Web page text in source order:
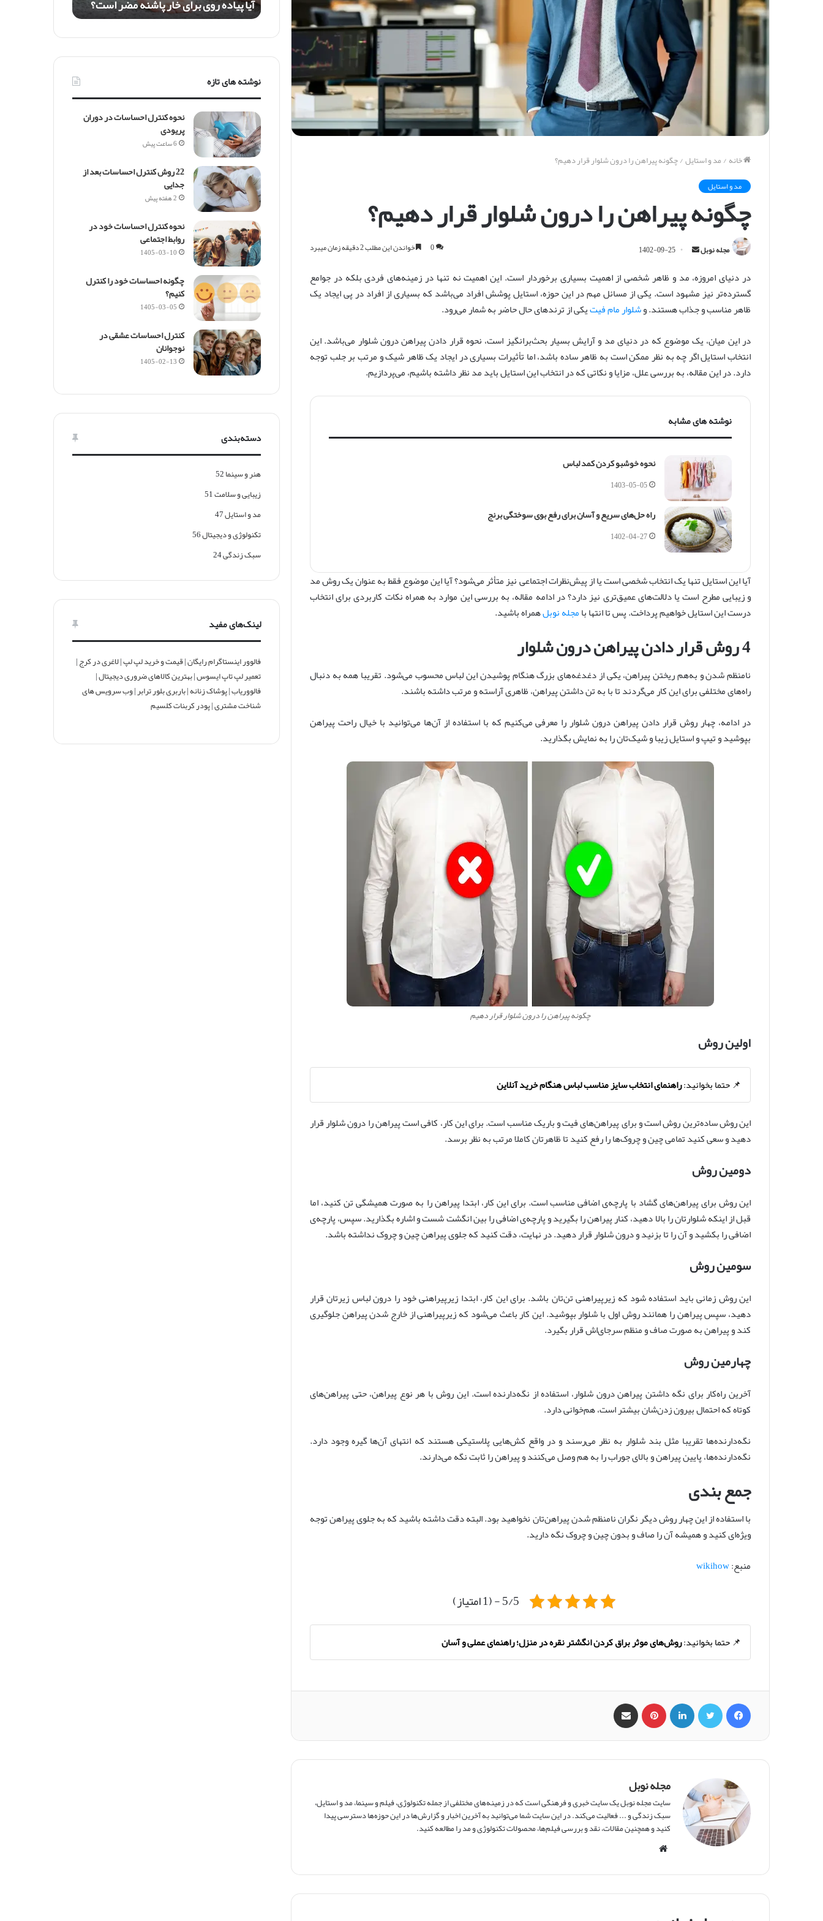
خانه/مد و استایل/چگونه پیراهن را درون شلوار قرار دهیم؟
مد و استایل
چگونه پیراهن را درون شلوار قرار دهیم؟
مجله نوبل
س
ا
ل
ی
ل
1402-09-25
0 خواندن این مطلب 2 دقیقه زمان میبرد
در دنیای امروزه، مد و ظاهر شخصی از اهمیت بسیاری برخوردار است. این اهمیت نه تنها در زمینه‌های فردی بلکه در جوامع
گسترده‌تر نیز مشهود است. یکی از مسائل مهم در این حوزه، استایل پوشش افراد می‌باشد که بسیاری از افراد در پی ایجاد یک
ظاهر مناسب و جذاب هستند. وشلوار مام فیتیکی از ترندهای حال حاضر به شمار می‌رود.
در این میان، یک موضوع که در دنیای مد و آرایش بسیار بحث‌برانگیز است، نحوه قرار دادن پیراهن درون شلوار می‌باشد. این
انتخاب استایل اگر چه به نظر ممکن است به ظاهر ساده باشد، اما تأثیرات بسیاری در ایجاد یک ظاهر شیک و مرتب بر جلب توجه
دارد. در این مقاله، به بررسی علل، مزایا و نکاتی که در انتخاب این استایل باید مد نظر داشته باشیم، می‌پردازیم.
نوشته های مشابه
نحوه خوشبو کردن کمد لباس
1403-05-05
راه حل‌های سریع و آسان برای رفع بوی سوختگی برنج
1402-04-27
آیا این استایل تنها یک انتخاب شخصی است یا از پیش‌نظرات اجتماعی نیز متأثر می‌شود؟ آیا این موضوع فقط به عنوان یک روش مد
و زیبایی مطرح است یا دلالت‌های عمیق‌تری نیز دارد؟ در ادامه مقاله، به بررسی این موارد به همراه نکات کاربردی برای انتخاب
درست این استایل خواهیم پرداخت. پس تا انتها بامجله نوبلهمراه باشید.
4 روش قرار دادن پیراهن درون شلوار
نامنظم شدن و به‌هم ریختن پیراهن، یکی از دغدغه‌های بزرگ هنگام پوشیدن این لباس محسوب می‌شود. تقریبا همه به دنبال
راه‌های مختلفی برای این کار می‌گردند تا با به تن داشتن پیراهن، ظاهری آراسته و مرتب داشته باشند.
در ادامه، چهار روش قرار دادن پیراهن درون شلوار را معرفی می‌کنیم که با استفاده از آن‌ها می‌توانید با خیال راحت پیراهن
بپوشید و تیپ و استایل زیبا و شیک‌تان را به نمایش بگذارید.
چگونه پیراهن را درون شلوار قرار دهیم
اولین روش
📌 حتما بخوانید:راهنمای انتخاب سایز مناسب لباس هنگام خرید آنلاین
این روش ساده‌ترین روش است و برای پیراهن‌های فیت و باریک مناسب است. برای این کار، کافی است پیراهن را درون شلوار قرار
دهید و سعی کنید تمامی چین و چروک‌ها را رفع کنید تا ظاهرتان کاملا مرتب به نظر برسد.
دومین روش
این روش برای پیراهن‌های گشاد با پارچه‌ی اضافی مناسب است. برای این کار، ابتدا پیراهن را به صورت همیشگی تن کنید، اما
قبل از اینکه شلوارتان را بالا دهید، کنار پیراهن را بگیرید و پارچه‌ی اضافی را بین انگشت شست و اشاره بگذارید. سپس، پارچه‌ی
اضافی را بکشید و آن را تا بزنید و درون شلوار قرار دهید. در نهایت، دقت کنید که جلوی پیراهن چین و چروک نداشته باشد.
سومین روش
این روش زمانی باید استفاده شود که زیرپیراهنی تن‌تان باشد. برای این کار، ابتدا زیرپیراهنی خود را درون لباس زیرتان قرار
دهید، سپس پیراهن را همانند روش اول با شلوار بپوشید. این کار باعث می‌شود که زیرپیراهنی از خارج شدن پیراهن جلوگیری
کند و پیراهن به صورت صاف و منظم سرجای‌اش قرار بگیرد.
چهارمین روش
آخرین راه‌کار برای نگه داشتن پیراهن درون شلوار، استفاده از نگه‌دارنده است. این روش با هر نوع پیراهن، حتی پیراهن‌های
کوتاه که احتمال بیرون زدن‌شان بیشتر است، هم‌خوانی دارد.
نگه‌دارنده‌ها تقریبا مثل بند شلوار به نظر می‌رسند و در واقع کش‌هایی پلاستیکی هستند که انتهای‌ آن‌ها گیره وجود دارد.
نگه‌دارنده‌ها، پایین پیراهن و بالای جوراب را به هم وصل می‌کنند و پیراهن را ثابت نگه‌ می‌دارند.
جمع بندی
با استفاده از این چهار روش دیگر نگران نامنظم شدن پیراهن‌تان نخواهید بود. البته دقت داشته باشید که به جلوی پیراهن توجه
ویژه‌ای کنید و همیشه آن را صاف و بدون چین و چروک نگه دارید.
منبع:wikihow
5/5 - (1 امتیاز)
📌 حتما بخوانید:روش‌های موثر براق کردن انگشتر نقره در منزل؛ راهنمای عملی و آسان
فیس بوک ‫پین‌ترست
مجله نوبل
سایت مجله نوبل یک سایت خبری و فرهنگی است که در زمینه‌های مختلفی از جمله تکنولوژی، فیلم و سینما، مد و استایل،
سبک زندگی و ... فعالیت می‌کند. در این سایت شما می‌توانید به آخرین اخبار و گزارش‌ها در این حوزه‌ها دسترسی پیدا
کنید و همچنین مقالات، نقد و بررسی فیلم‌ها، محصولات تکنولوژی و مد را مطالعه کنید.
س
ا
و
ی
ا
خ
ا
ر
پ
ا
ش
ن
ه
م
ض
ر
ا
س
ت
؟
آیا پیاده روی برای خار پاشنه مضر است؟
نوشته های تازه
نحوه کنترل احساسات در دوران
پریودی
6 ساعت پیش
22 روش کنترل احساسات بعد از
جدایی
2 هفته پیش
نحوه کنترل احساسات خود در
روابط اجتماعی
1405-03-10
چگونه احساسات خود را کنترل
کنیم؟
1405-03-05
کنترل احساسات عشقی در
نوجوانان
1405-02-13
دسته‌بندی
هنر و سینما52
زیبایی و سلامت51
مد و استایل47
تکنولوژی و دیجیتال56
سبک زندگی24
لینک‌های مفید
فالوور اینستاگرام رایگان|قیمت و خرید لپ لپ|لاغری در کرج|
تعمیر لپ تاپ ایسوس|بهترین کالاهای ضروری دیجیتال|
فالووریاب|پوشاک زنانه|باربری بلور ترابر|وب سرویس های
شناخت مشتری|پودر کربنات کلسیم